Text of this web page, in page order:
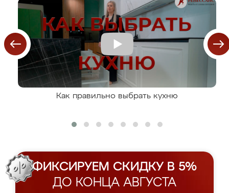
Как правильно выбрать кухню
ФИКСИРУЕМ СКИДКУ В 5%
ДО КОНЦА АВГУСТА